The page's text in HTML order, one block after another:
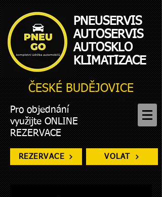
PNEUSERVIS
AUTOSERVIS
AUTOSKLO
KLIMATIZACE
ČESKÉ BUDĚJOVICE
Pro objednání
využijte ONLINE
REZERVACE
REZERVACE VOLAT